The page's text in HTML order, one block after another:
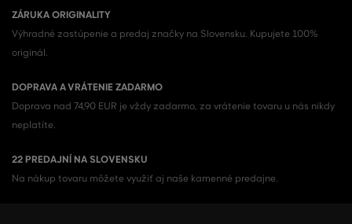
ZÁRUKA ORIGINALITY
Výhradné zastúpenie a predaj značky na Slovensku. Kupujete 100%
originál.
DOPRAVA A VRÁTENIE ZADARMO
Doprava nad 74,90 EUR je vždy zadarmo, za vrátenie tovaru u nás nikdy
neplatíte.
22 PREDAJNÍ NA SLOVENSKU
Na nákup tovaru môžete využiť aj naše kamenné predajne.